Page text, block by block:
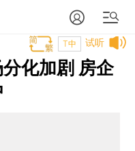
试听
T中
化加剧 房企